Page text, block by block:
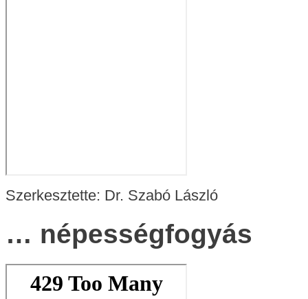
Szerkesztette: Dr. Szabó László
… népességfogyás